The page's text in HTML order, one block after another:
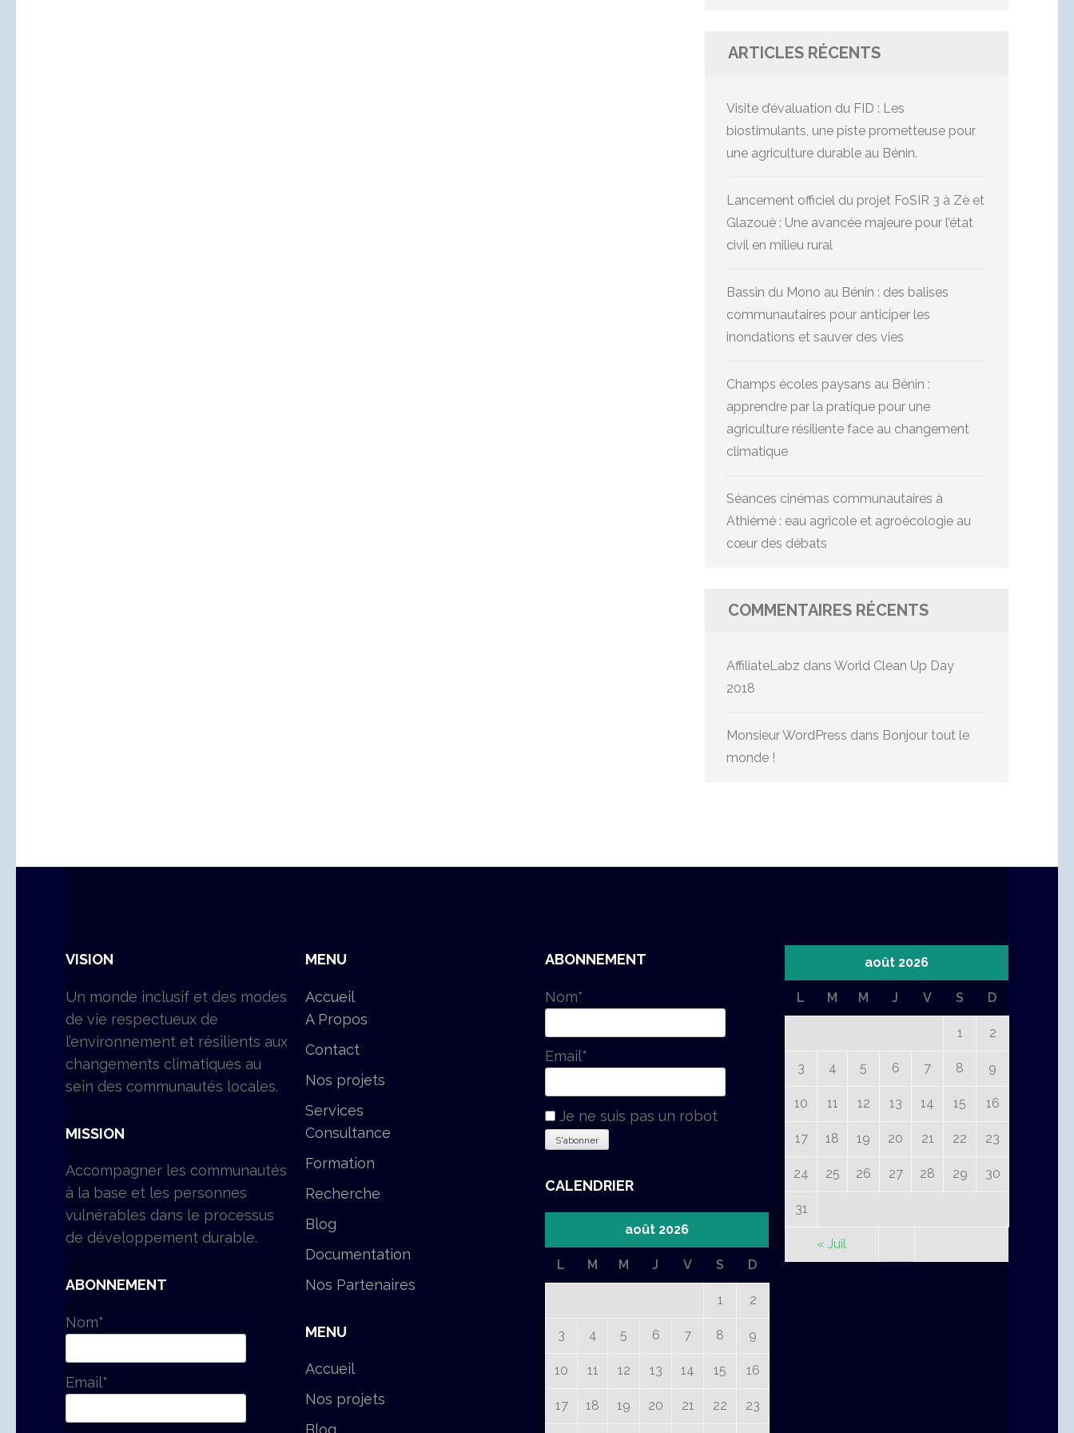
ARTICLES RÉCENTS
Visite d’évaluation du FID : Les
biostimulants, une piste prometteuse pour
une agriculture durable au Bénin.
Lancement officiel du projet FoSIR 3 à Zè et
Glazoué : Une avancée majeure pour l’état
civil en milieu rural
Bassin du Mono au Bénin : des balises
communautaires pour anticiper les
inondations et sauver des vies
Champs écoles paysans au Bénin :
apprendre par la pratique pour une
agriculture résiliente face au changement
climatique
Séances cinémas communautaires à
Athiémé : eau agricole et agroécologie au
cœur des débats
COMMENTAIRES RÉCENTS
AffiliateLabz dans World Clean Up Day
2018
Monsieur WordPress dans Bonjour tout le
monde !
VISION
Un monde inclusif et des modes
de vie respectueux de
l’environnement et résilients aux
changements climatiques au
sein des communautés locales.
MISSION
Accompagner les communautés
à la base et les personnes
vulnérables dans le processus
de développement durable.
ABONNEMENT
Nom*
Email*
MENU
Accueil
A Propos
Contact
Nos projets
Services
Consultance
Formation
Recherche
Blog
Documentation
Nos Partenaires
MENU
Accueil
Nos projets
ABONNEMENT
Nom*
Email*
Je ne suis pas un robot
CALENDRIER
août 2026
L M M J V S D
1 2
3 4 5 6 7 8 9
10 11 12 13 14 15 16
17 18 19 20 21 22 23
août 2026
L M M J V S D
1 2
3 4 5 6 7 8 9
10 11 12 13 14 15 16
17 18 19 20 21 22 23
24 25 26 27 28 29 30
31
« Juil